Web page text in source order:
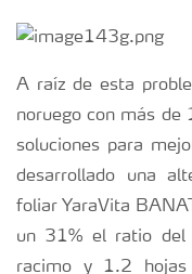
A raíz de esta
noruego con más de
soluciones para
desarrollado una
foliar YaraVita
un 31% el ratio del
racimo y 1.2